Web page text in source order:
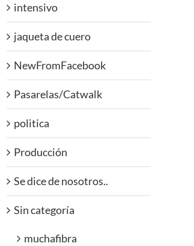
intensivo
jaqueta de cuero
NewFromFacebook
Pasarelas/Catwalk
politica
Producción
Se dice de nosotros..
Sin categoría
muchafibra